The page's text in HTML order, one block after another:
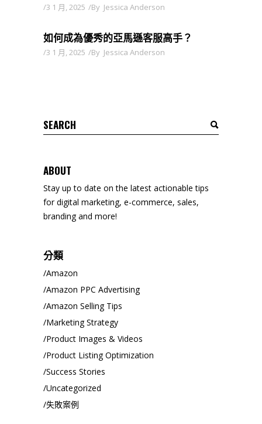
3 1 月, 2025 By Jessica Anderson
如何成為優秀的亞馬遜客服高手？
3 1 月, 2025 By Jessica Anderson
Search
for:
ABOUT
Stay up to date on the latest actionable tips
for digital marketing, e-commerce, sales,
branding and more!
分類
Amazon
Amazon PPC Advertising
Amazon Selling Tips
Marketing Strategy
Product Images & Videos
Product Listing Optimization
Success Stories
Uncategorized
失敗案例